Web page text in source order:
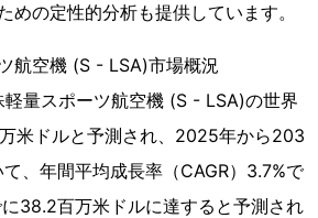
めの定性的分析も提供しています。
航空機 (S - LSA)市場概況
量スポーツ航空機 (S - LSA)の世界
米ドルと予測され、2025年から203
、年間平均成長率（CAGR）3.7%で
38.2百万米ドルに達すると予測され